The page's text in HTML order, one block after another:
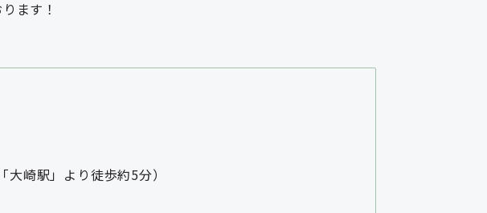
ます！
崎駅」より徒歩約5分）